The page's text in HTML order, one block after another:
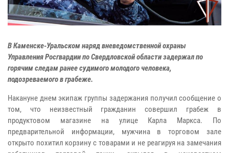
В Каменске-Уральском наряд вневедомственной охраны
Управления Росгвардии по Свердловской области задержал по
горячим следам ранее судимого молодого человека,
подозреваемого в грабеже.
Накануне днем экипаж группы задержания получил сообщение о
том, что неизвестный гражданин совершил грабеж в
продуктовом магазине на улице Карла Маркса. По
предварительной информации, мужчина в торговом зале
открыто похитил корзину с товарами и не реагируя на замечания